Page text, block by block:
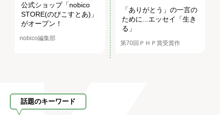
公式ショップ「nobico
STORE(のびこすとあ)」
がオープン！
nobico編集部
「ありがとう」の一言の
ために...エッセイ「生き
る」
第70回ＰＨＰ賞受賞作
話題のキーワード